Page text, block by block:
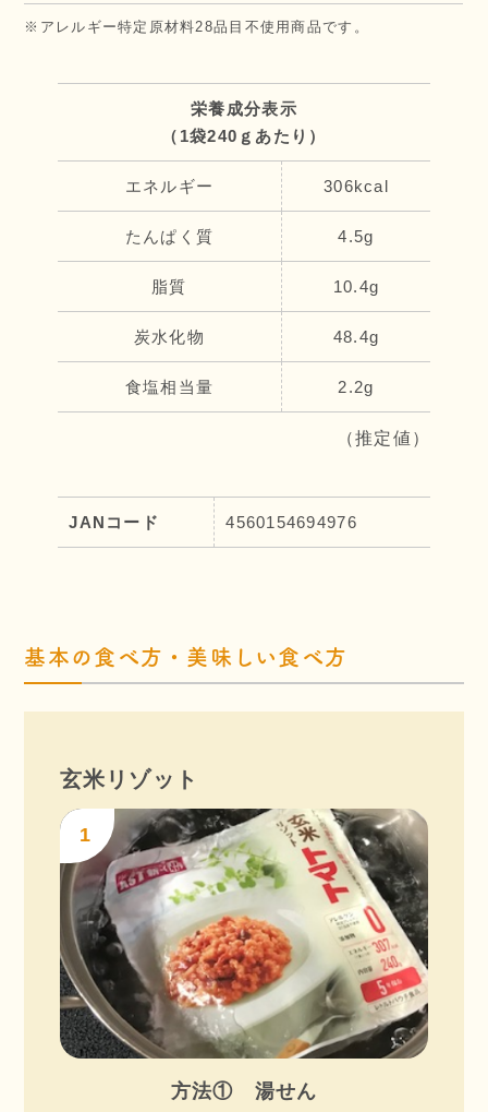
※アレルギー特定原材料28品目不使用商品です。
栄養成分表示
（1袋240ｇあたり）
エネルギー 306kcal
たんぱく質 4.5g
脂質 10.4g
炭水化物 48.4g
食塩相当量 2.2g
（推定値）
JANコード 4560154694976
基本の食べ方・美味しい食べ方
玄米リゾット
1
方法① 湯せん